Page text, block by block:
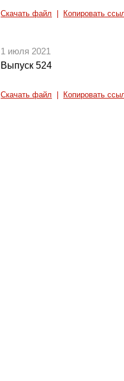
Скачать файл Копировать
1 июля 2021
Выпуск 524
Скачать файл Копировать